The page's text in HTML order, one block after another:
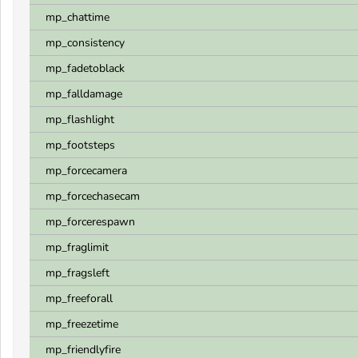
mp_chattime
mp_consistency
mp_fadetoblack
mp_falldamage
mp_flashlight
mp_footsteps
mp_forcecamera
mp_forcechasecam
mp_forcerespawn
mp_fraglimit
mp_fragsleft
mp_freeforall
mp_freezetime
mp_friendlyfire